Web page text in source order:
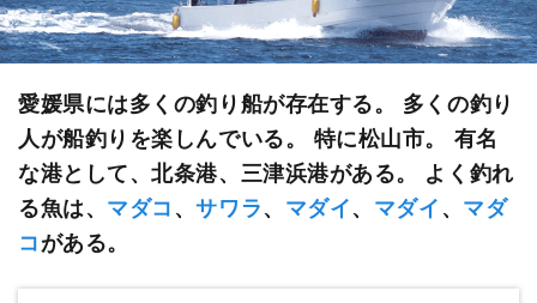
愛媛県には多くの釣り船が存在する。 多くの釣り
人が船釣りを楽しんでいる。 特に松山市。 有名
な港として、北条港、三津浜港がある。 よく釣れ
る魚は、 マダコ 、サワラ、 マダイ、 マダイ 、 マダ
コ がある。